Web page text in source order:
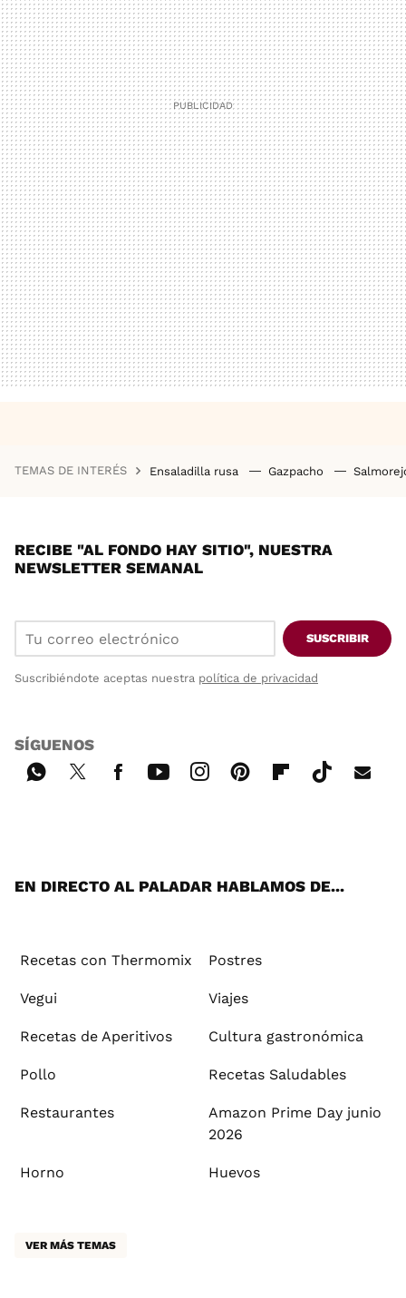
TEMAS DE INTERÉS Ensaladilla rusa Gazpacho
RECIBE "AL FONDO HAY SITIO", NUESTRA
NEWSLETTER SEMANAL
SUSCRIBIR
Suscribiéndote aceptas nuestra política de privacidad
SÍGUENOS
EN DIRECTO AL PALADAR HABLAMOS DE...
Recetas con Thermomix Postres
Vegui Viajes
Recetas de Aperitivos Cultura gastronómica
Pollo Recetas Saludables
Restaurantes
Amazon Prime Day junio
2026
Horno Huevos
VER MÁS TEMAS